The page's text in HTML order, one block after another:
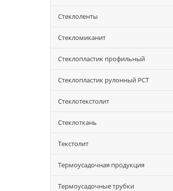
Стеклоленты
Стекломиканит
Стеклопластик профильный
Стеклопластик рулонный РСТ
Стеклотекстолит
Стеклоткань
Текстолит
Термоусадочная продукция
Термоусадочные трубки